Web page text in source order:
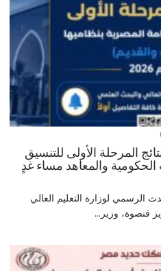
المرحلة الأولى للتنسيق
الحكومية والمعاهد مساء غدٍ
الرسمي لوزارة التعليم العالي
قنصوة، وزير...